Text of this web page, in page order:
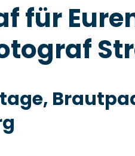
für